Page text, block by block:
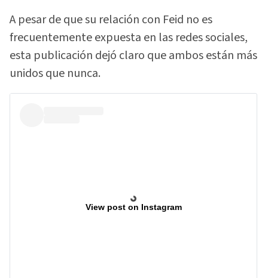
A pesar de que su relación con Feid no es
frecuentemente expuesta en las redes sociales,
esta publicación dejó claro que ambos están más
unidos que nunca.
View post on Instagram